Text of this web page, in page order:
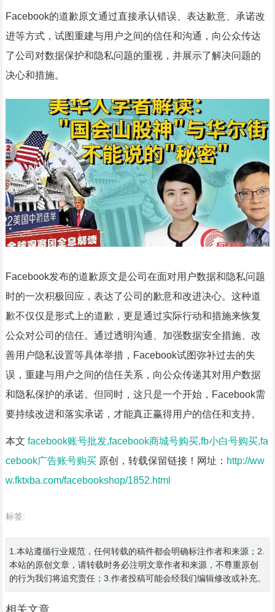
Facebook的道歉原文通过直接承认错误、表达歉意、承诺改
进等方式，试图重建与用户之间的信任和沟通，向公众传达
了公司对数据保护和隐私问题的重视，并展示了解决问题的
决心和措施。
Facebook发布的道歉原文是公司在面对用户数据和隐私问题
时的一次积极回应，表达了公司的歉意和改进决心。这种道
歉不仅仅是形式上的道歉，更是通过实际行动和措施来恢复
公众对公司的信任。通过透明沟通、加强数据安全措施、改
善用户隐私设置等具体举措，Facebook试图弥补过去的失
误，重建与用户之间的信任关系，向公众传递其对用户数据
和隐私保护的承诺。但同时，这只是一个开始，Facebook需
要持续改进和落实承诺，才能真正赢得用户的信任和支持。
本文 facebook账号批发,facebook商城号购买,fb小白号购买,fa
cebook广告账号购买原创，转载保留链接！网址： http://ww
w.fktxba.com/facebookshop/1852.html
标签:
1.本站遵循行业规范，任何转载的稿件都会明确标注作者和来源；2.
本站的原创文章，请转载时务必注明文章作者和来源，不尊重原创
的行为我们将追究责任；3.作者投稿可能会经我们编辑修改或补充。